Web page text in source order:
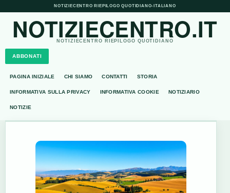
NOTIZIECENTRO RIEPILOGO QUOTIDIANO• ITALIANO
NOTIZIECENTRO.IT
NOTIZIECENTRO RIEPILOGO QUOTIDIANO
ABBONATI
PAGINA INIZIALE CHI SIAMO CONTATTI STORIA
INFORMATIVA SULLA PRIVACY INFORMATIVA COOKIE NOTIZIARIO
NOTIZIE